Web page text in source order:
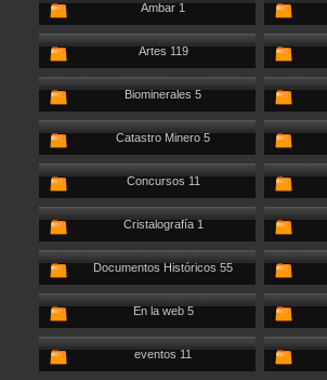
Ambar 1
Artes 119
Biominerales 5
Catastro Minero 5
Concursos 11
Cristalografía 1
Documentos Históricos 55
En la web 5
eventos 11